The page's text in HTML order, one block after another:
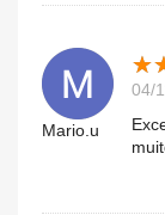
Mario.u
★
★
04/